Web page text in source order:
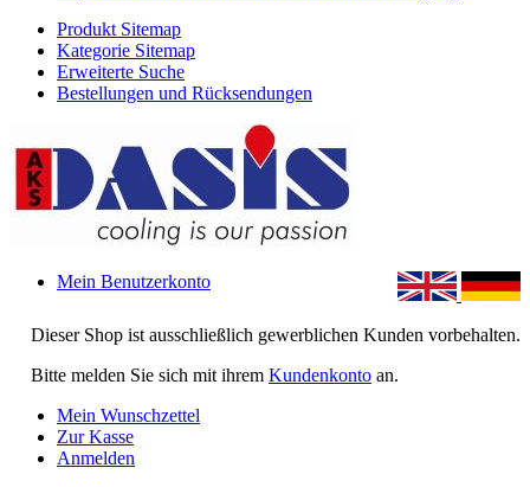
Produkt Sitemap
Kategorie Sitemap
Erweiterte Suche
Bestellungen und Rücksendungen
Dieser Shop ist ausschließlich gewerblichen Kunden vorbehalten.
Bitte melden Sie sich mit ihrem Kundenkonto an.
Mein Benutzerkonto
Mein Wunschzettel
Zur Kasse
Anmelden